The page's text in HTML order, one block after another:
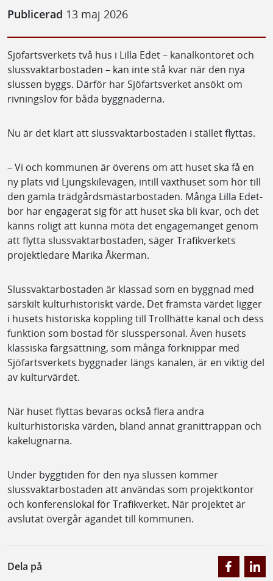
Publicerad 13 maj 2026
Sjöfartsverkets två hus i Lilla Edet – kanal­kontoret och
slussvaktarbostaden – kan inte stå kvar när den nya
slussen byggs. Därför har Sjöfartsverket ansökt om
rivningslov för båda byggnaderna.
Nu är det klart att slussvaktarbostaden i stället flyttas.
– Vi och kommunen är överens om att huset ska få en
ny plats vid Ljungskilevägen, intill växthuset som hör till
den gamla trädgårdsmästarbostaden. Många Lilla Edet-
bor har engagerat sig för att huset ska bli kvar, och det
känns roligt att kunna möta det engagemanget genom
att flytta slussvaktarbostaden, säger Trafikverkets
projektledare Marika Åkerman.
Slussvaktarbostaden är klassad som en byggnad med
särskilt kulturhistoriskt värde. Det främsta värdet ligger
i husets historiska koppling till Trollhätte kanal och dess
funktion som bostad för slusspersonal. Även husets
klassiska färgsättning, som många förknippar med
Sjöfartsverkets byggnader längs kanalen, är en viktig del
av kulturvärdet.
När huset flyttas bevaras också flera andra
kulturhistoriska värden, bland annat granittrappan och
kakelugnarna.
Under byggtiden för den nya slussen kommer
slussvaktarbostaden att användas som projektkontor
och konferenslokal för Trafikverket. När projektet är
avslutat övergår ägandet till kommunen.
Dela på